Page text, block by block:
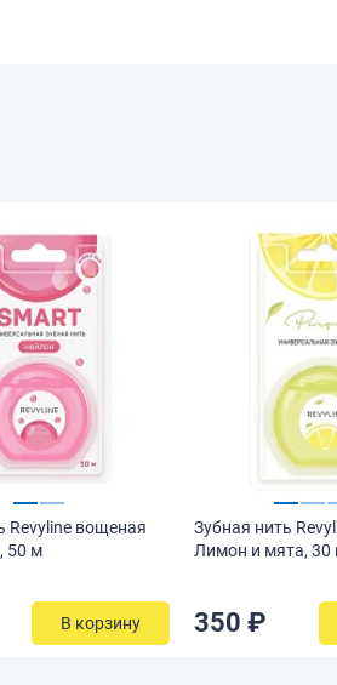
Revyline вощеная
50 м
В корзину
Зубная нить
Лимон и мята, 30
350 ₽